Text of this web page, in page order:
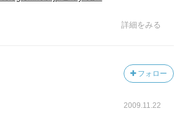
詳細をみる
フォロー
2009.11.22